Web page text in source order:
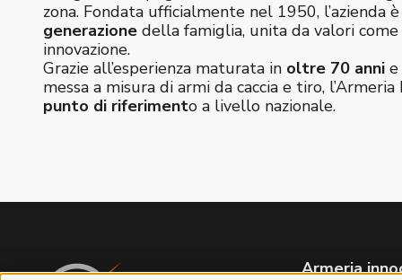
zona. Fondata ufficialmente nel 1950, l’azienda
generazione della famiglia, unita da valori
innovazione.
Grazie all’esperienza maturata in oltre 70 anni
messa a misura di armi da caccia e tiro,
punto di riferimento a livello nazionale.
Armeria